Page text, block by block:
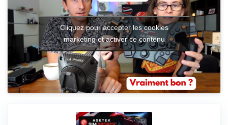
Cliquez pour accepter les cookies
marketing et activer ce contenu